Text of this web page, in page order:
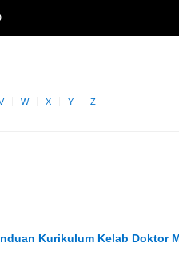
W X Y Z
Kurikulum Kelab Doktor